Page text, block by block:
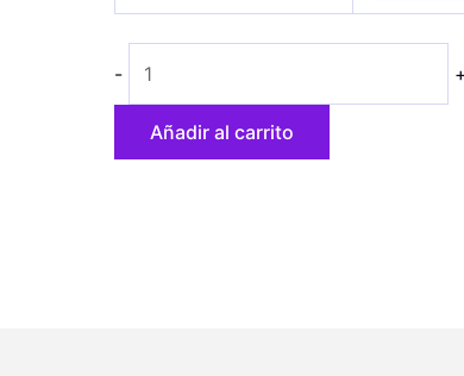
-
cantidad
+
Añadir al carrito